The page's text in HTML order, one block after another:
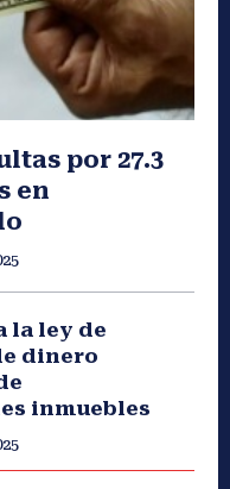
por 27.3
en
la ley de
dinero
inmuebles